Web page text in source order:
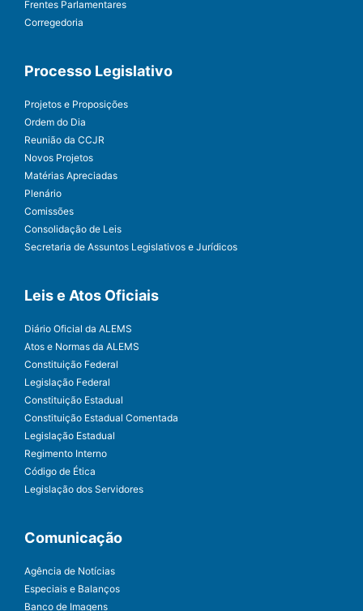
Frentes Parlamentares
Corregedoria
Processo Legislativo
Projetos e Proposições
Ordem do Dia
Reunião da CCJR
Novos Projetos
Matérias Apreciadas
Plenário
Comissões
Consolidação de Leis
Secretaria de Assuntos Legislativos e Jurídicos
Leis e Atos Oficiais
Diário Oficial da ALEMS
Atos e Normas da ALEMS
Constituição Federal
Legislação Federal
Constituição Estadual
Constituição Estadual Comentada
Legislação Estadual
Regimento Interno
Código de Ética
Legislação dos Servidores
Comunicação
Agência de Notícias
Especiais e Balanços
Banco de Imagens